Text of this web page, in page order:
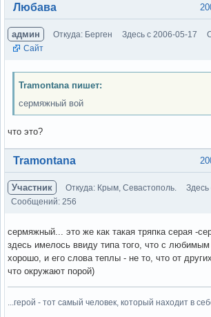
Вне форума
Любава
админ Откуда: Берген Здесь с 2006-05-17
Сайт
Tramontana пишет:
сермяжный вой
что это?
Вне форума
Tramontana
Участник Откуда: Крым, Севастополь.
Здесь
Сообщений: 256
сермяжный... это же как такая тряпка серая -
здесь имелось ввиду типа того, что с любимым
хорошо, и его слова теплы - не то, что от
что окружают порой)
...герой - тот самый человек, который находит в